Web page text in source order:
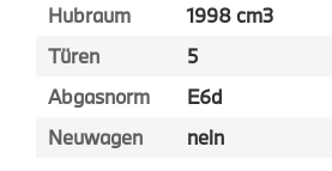
Hubraum
1998 cm3
Türen
5
Abgasnorm
E6d
Neuwagen
nein